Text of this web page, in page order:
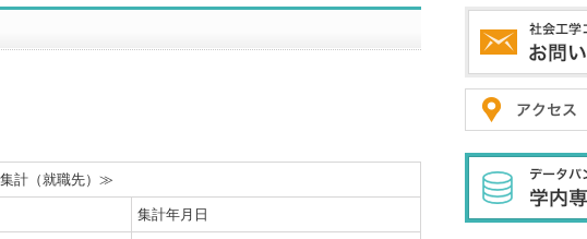
計（就職先）≫
集計年月日